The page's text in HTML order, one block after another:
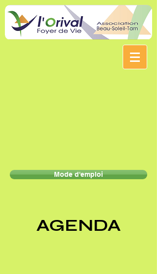
Mode d'emploi
AGENDA